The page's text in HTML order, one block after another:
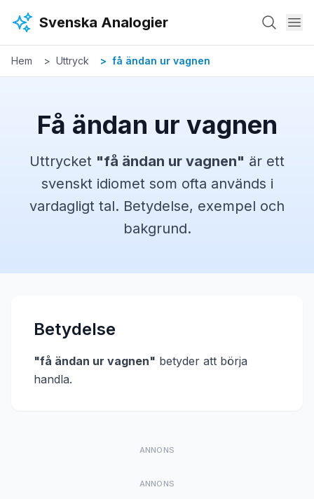
Svenska Analogier
Hem Uttryck få ändan ur vagnen
Få ändan ur vagnen
Uttrycket "få ändan ur vagnen" är ett
svenskt idiomet som ofta används i
vardagligt tal. Betydelse, exempel och
bakgrund.
Betydelse
"få ändan ur vagnen" betyder att börja
handla.
ANNONS
ANNONS